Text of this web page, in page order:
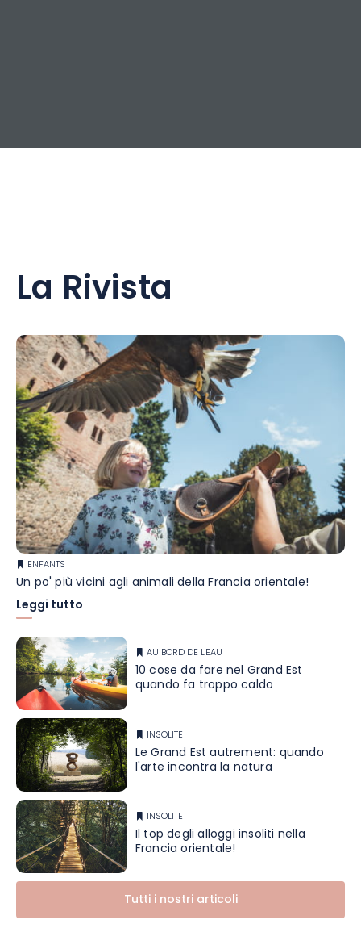
La Rivista
ENFANTS
Un po' più vicini agli animali della Francia orientale!
Leggi tutto
AU BORD DE L'EAU
10 cose da fare nel Grand Est
quando fa troppo caldo
INSOLITE
Le Grand Est autrement: quando
l'arte incontra la natura
INSOLITE
Il top degli alloggi insoliti nella
Francia orientale!
Tutti i nostri articoli